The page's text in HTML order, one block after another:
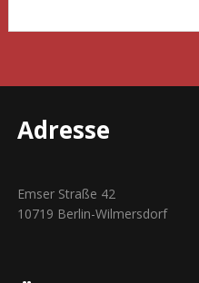
Adresse
Emser Straße 42
10719 Berlin-Wilmersdorf